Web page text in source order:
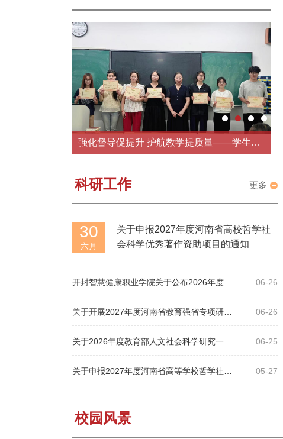
强化督导促提升 护航教学提质量——学生督导员工作会议
更多
科研工作
30
六月
关于申报2027年度河南省高校哲学社
会科学优秀著作资助项目的通知
开封智慧健康职业学院关于公布2026年度校
级课题立项情况的通知
06-26
关于开展2027年度河南省教育强省专项研究
项目申报工作的通知
06-26
关于2026年度教育部人文社会科学研究一般
项目申报工作的通知
06-25
关于申报2027年度河南省高等学校哲学社会
科学创新人才支持计划的通知
05-27
校园风景